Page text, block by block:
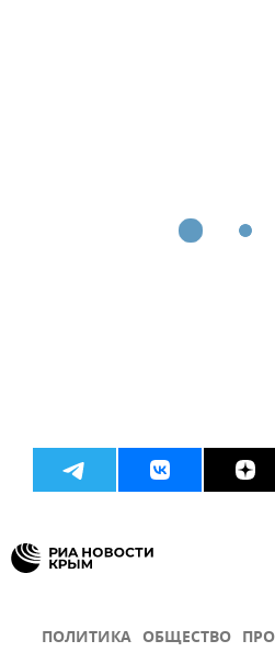
ПОЛИТИКА ОБЩЕСТВО